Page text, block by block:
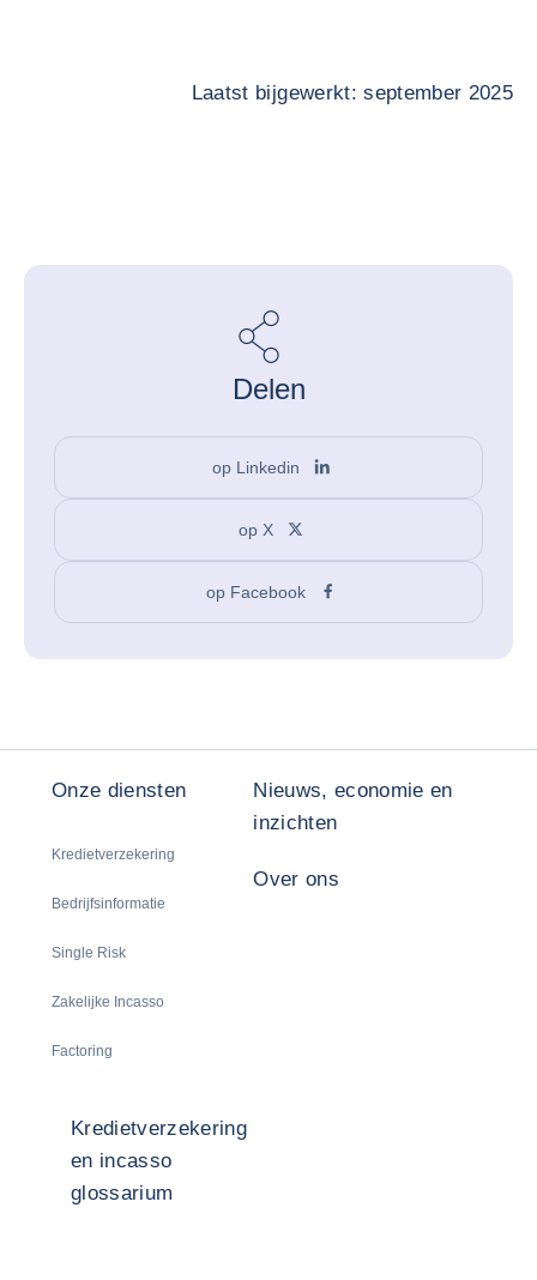
Laatst bijgewerkt: september 2025
Delen
op Linkedin
op X
op Facebook
Onze diensten
Kredietverzekering
Bedrijfsinformatie
Single Risk
Zakelijke Incasso
Factoring
Nieuws, economie en
inzichten
Over ons
Kredietverzekering
en incasso
glossarium